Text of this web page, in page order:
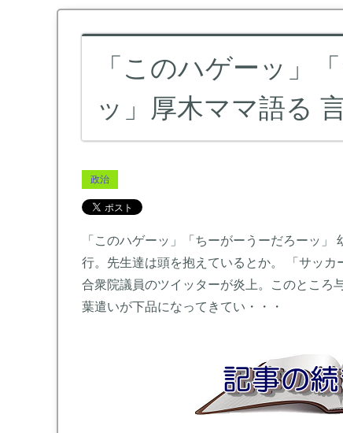
「このハゲーッ」
ッ」厚木ママ語る
政治
「このハゲーッ」「ちーがーうーだろーッ」
行。先生達は頭を抱えているとか。 「サッカ
合衆院議員のツイッターが炎上。このところ
葉遣いが下品になってきてい・・・